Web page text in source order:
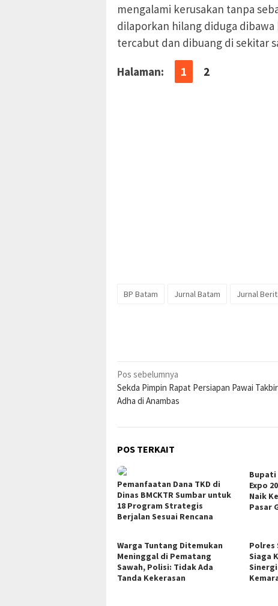
mengalami kerusakan tanpa
dilaporkan hilang diduga
tercabut dan dibuang di sekitar
Halaman:
1 2
BP Batam Jurnal Batam Jurnal
Navigasi
pos
Pos sebelumnya
Sekda Pimpin Rapat Persiapan Pawai
Adha di Anambas
POS TERKAIT
Pemanfaatan Dana TKD di
Dinas BMCKTR Sumbar untuk
18 Program Strategis
Berjalan Sesuai Rencana
Bupati
Expo
Naik
Pasar
Warga Tuntang Ditemukan
Meninggal di Pematang
Sawah, Polisi: Tidak Ada
Tanda Kekerasan
Polres
Siaga